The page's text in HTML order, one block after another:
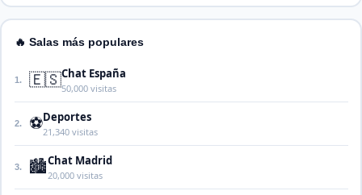
🔥 Salas más populares
1. 🇪🇸Chat España
50,000 visitas
2. ⚽Deportes
21,340 visitas
3. 🏙️Chat Madrid
20,000 visitas